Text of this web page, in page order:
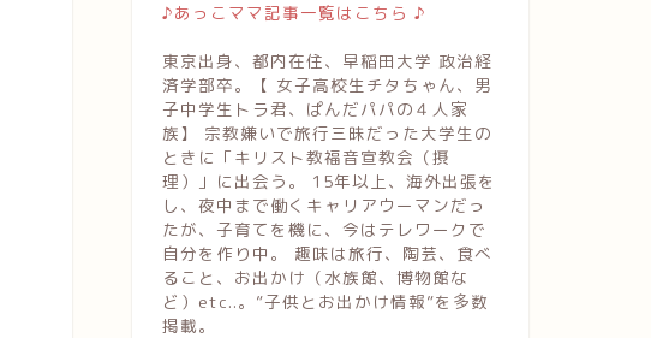
♪あっこママ記事一覧はこちら ♪
東京出身、都内在住、早稲田大学 政治経
済学部卒。【 女子高校生チタちゃん、男
子中学生トラ君、ぱんだパパの４人家
族】 宗教嫌いで旅行三昧だった大学生の
ときに「キリスト教福音宣教会（摂
理）」に出会う。 15年以上、海外出張を
し、夜中まで働くキャリアウーマンだっ
たが、子育てを機に、今はテレワークで
自分を作り中。 趣味は旅行、陶芸、食べ
ること、お出かけ（水族館、博物館な
ど）etc..。”子供とお出かけ情報”を多数
掲載。